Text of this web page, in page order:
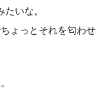
いな。
ょっとそれを匂わせ